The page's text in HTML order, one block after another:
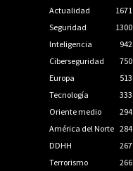
Actualidad
1671
Seguridad
1300
Inteligencia
942
Ciberseguridad
750
Europa
513
Tecnología
333
Oriente medio
294
América del Norte 284
DDHH
267
Terrorismo
266